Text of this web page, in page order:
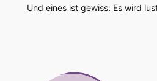
Und eines ist gewiss: Es wird